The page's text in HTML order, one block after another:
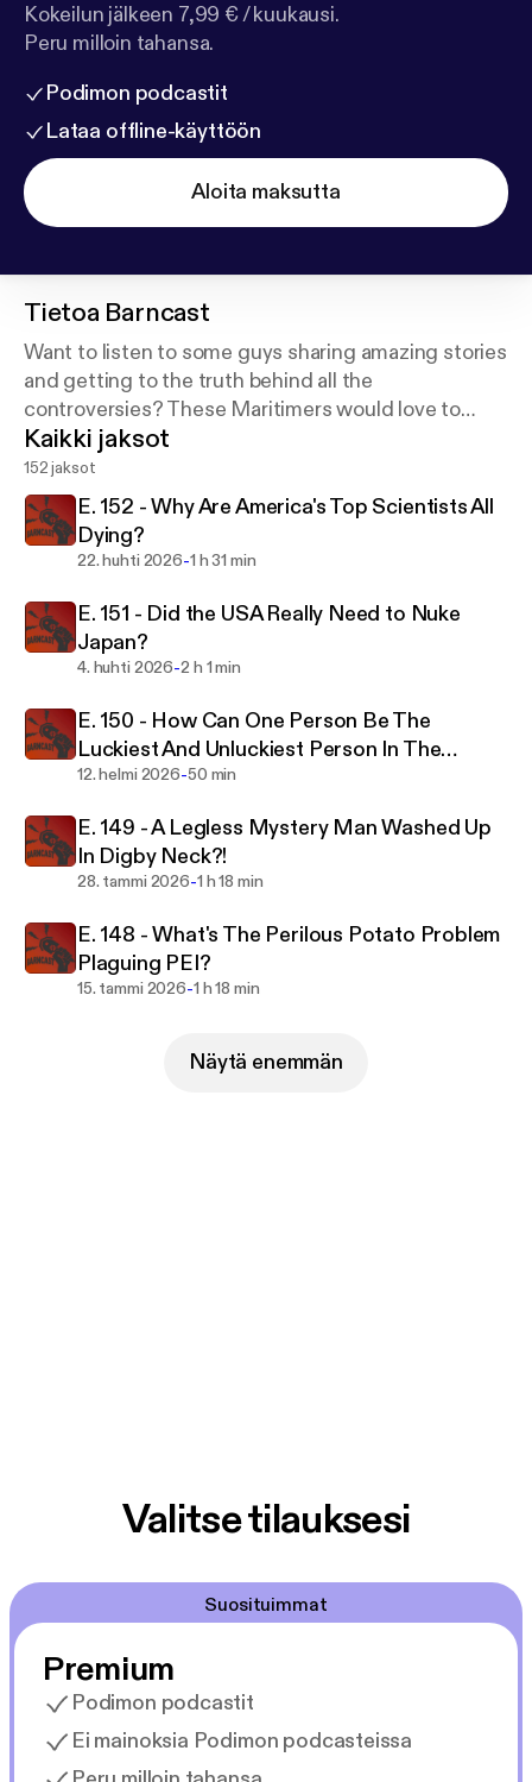
Kokeilun jälkeen 7,99 € / kuukausi.
Peru milloin tahansa.
Podimon podcastit
Lataa offline-käyttöön
Aloita maksutta
Tietoa Barncast
Want to listen to some guys sharing amazing stories
and getting to the truth behind all the
controversies? These Maritimers would love to
have you join them in their quest for a good time! I
think you're gonna like it!
Kaikki jaksot
152 jaksot
E. 152 - Why Are America's Top Scientists All
Dying?
22. huhti 2026-1 h 31 min
E. 151 - Did the USA Really Need to Nuke
Japan?
4. huhti 2026-2 h 1 min
E. 150 - How Can One Person Be The
Luckiest And Unluckiest Person In The
World?
12. helmi 2026-50 min
E. 149 - A Legless Mystery Man Washed Up
In Digby Neck?!
28. tammi 2026-1 h 18 min
E. 148 - What's The Perilous Potato Problem
Plaguing PEI?
15. tammi 2026-1 h 18 min
Näytä enemmän
Valitse tilauksesi
Suosituimmat
Premium
Podimon podcastit
Ei mainoksia Podimon podcasteissa